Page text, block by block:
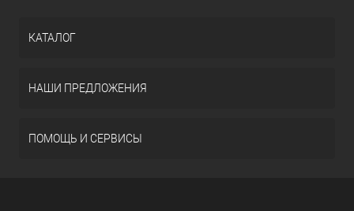
КАТАЛОГ
НАШИ ПРЕДЛОЖЕНИЯ
ПОМОЩЬ И СЕРВИСЫ